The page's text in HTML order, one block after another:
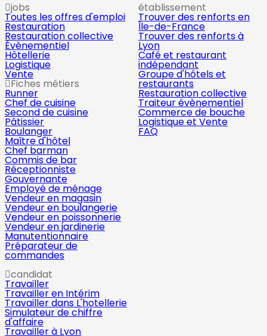
jobs
Toutes les offres d'emploi
Restauration
Restauration collective
Évènementiel
Hôtellerie
Logistique
Vente
Fiches métiers
Runner
Chef de cuisine
Second de cuisine
Pâtissier
Boulanger
Maître d'hôtel
Chef barman
Commis de bar
Réceptionniste
Gouvernante
Employé de ménage
Vendeur en magasin
Vendeur en boulangerie
Vendeur en poissonnerie
Vendeur en jardinerie
Manutentionnaire
Préparateur de
commandes
établissement
Trouver des renforts en
Île-de-France
Trouver des renforts à
Lyon
Café et restaurant
indépendant
Groupe d'hôtels et
restaurants
Restauration collective
Traiteur évènementiel
Commerce de bouche
Logistique et Vente
FAQ
candidat
Travailler
Travailler en Intérim
Travailler dans L'hotellerie
Simulateur de chiffre
d'affaire
Travailler à Lyon